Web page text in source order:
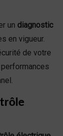
un diagnostic
en vigueur.
de votre